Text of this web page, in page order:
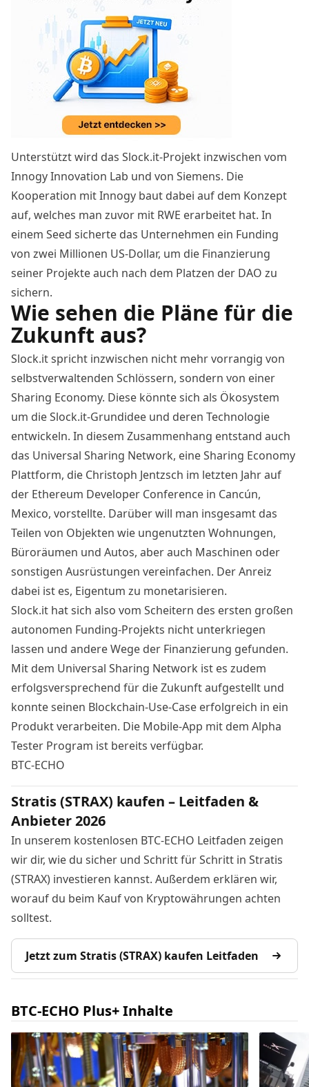
Unterstützt wird das Slock.it-Projekt inzwischen vom
Innogy Innovation Lab und von Siemens. Die
Kooperation mit Innogy baut dabei auf dem Konzept
auf, welches man zuvor mit RWE erarbeitet hat. In
einem Seed sicherte das Unternehmen ein Funding
von zwei Millionen US-Dollar, um die Finanzierung
seiner Projekte auch nach dem Platzen der DAO zu
sichern.
Wie sehen die Pläne für die
Zukunft aus?
Slock.it spricht inzwischen nicht mehr vorrangig von
selbstverwaltenden Schlössern, sondern von einer
Sharing Economy. Diese könnte sich als Ökosystem
um die Slock.it-Grundidee und deren Technologie
entwickeln. In diesem Zusammenhang entstand auch
das Universal Sharing Network, eineSharing Economy
Plattform, die Christoph Jentzsch im letzten Jahr auf
der Ethereum Developer Conference in Cancún,
Mexico, vorstellte. Darüber will man insgesamt das
Teilen von Objekten wie ungenutzten Wohnungen,
Büroräumen und Autos, aber auch Maschinen oder
sonstigen Ausrüstungen vereinfachen. Der Anreiz
dabei ist es, Eigentum zu monetarisieren.
Slock.it hat sich also vom Scheitern des ersten großen
autonomen Funding-Projekts nicht unterkriegen
lassen und andere Wege der Finanzierung gefunden.
Mit dem Universal Sharing Network ist es zudem
erfolgsversprechend für die Zukunft aufgestellt und
konnte seinen Blockchain-Use-Case erfolgreich in ein
Produkt verarbeiten. Die Mobile-App mit dem Alpha
Tester Program ist bereits verfügbar.
BTC-ECHO
Stratis (STRAX) kaufen – Leitfaden &
Anbieter 2026
In unserem kostenlosen BTC-ECHO Leitfaden zeigen
wir dir, wie du sicher und Schritt für Schritt in Stratis
(STRAX) investieren kannst. Außerdem erklären wir,
worauf du beim Kauf von Kryptowährungen achten
solltest.
Jetzt zum Stratis (STRAX) kaufen Leitfaden
BTC-ECHO Plus+ Inhalte